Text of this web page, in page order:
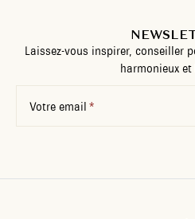
Laissez-vous inspirer, conseiller
harmonieux
Votre email